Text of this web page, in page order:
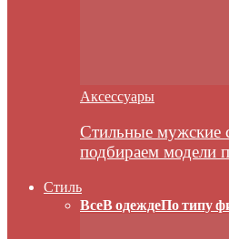
Аксессуары
Стильные мужские
подбираем модели
Стиль
ВсеВ одеждеПо типу